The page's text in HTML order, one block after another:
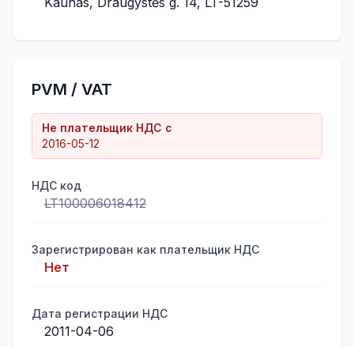
PVM / VAT
Не плательщик НДС с
2016-05-12
НДС код
LT100006018412
Зарегистрирован как плательщик НДС
Нет
Дата регистрации НДС
2011-04-06